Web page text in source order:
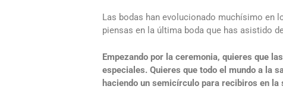
Las bodas han evolucionado muchísimo en
piensas en la última boda que has asistido
Empezando por la ceremonia, quieres que
especiales. Quieres que todo el mundo a la
haciendo un semicírculo para recibiros en